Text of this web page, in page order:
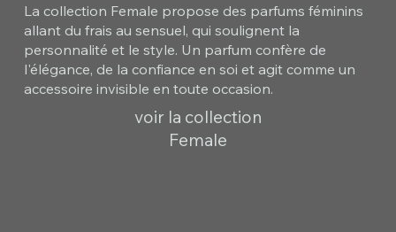
La collection Female propose des parfums féminins
allant du frais au sensuel, qui soulignent la
personnalité et le style. Un parfum confère de
l'élégance, de la confiance en soi et agit comme un
accessoire invisible en toute occasion.
voir la collection
Female